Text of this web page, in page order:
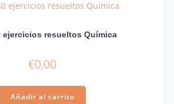
ejercicios resueltos Química
€0,00
Añadir al carrito